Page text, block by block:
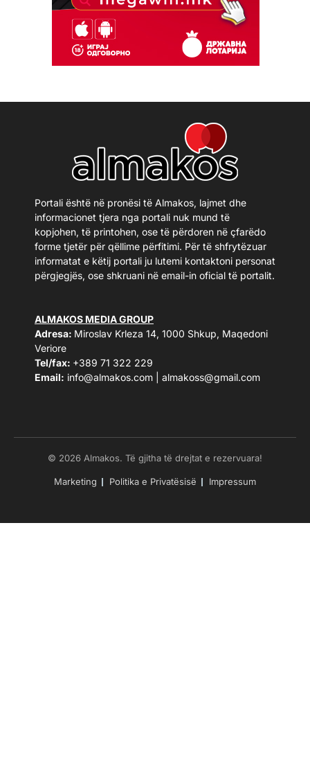
Portali është në pronësi të Almakos, lajmet dhe
informacionet tjera nga portali nuk mund të
kopjohen, të printohen, ose të përdoren në çfarëdo
forme tjetër për qëllime përfitimi. Për të shfrytëzuar
informatat e këtij portali ju lutemi kontaktoni personat
përgjegjës, ose shkruani në email-in oficial të portalit.
ALMAKOS MEDIA GROUP
Adresa: Miroslav Krleza 14, 1000 Shkup, Maqedoni
Veriore
Tel/fax: +389 71 322 229
Email: info@almakos.com almakoss@gmail.com
© 2026 Almakos. Të gjitha të drejtat e rezervuara!
Marketing Politika e Privatësisë Impressum